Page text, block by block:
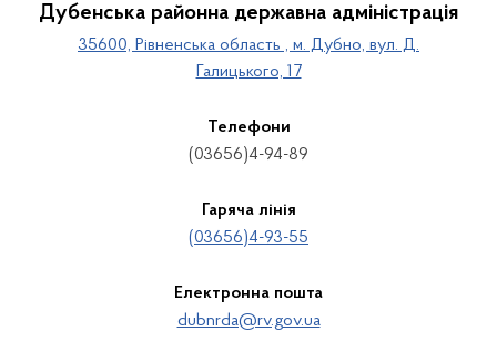
Дубенська районна державна адміністрація
35600, Рівненська область , м. Дубно, вул. Д.
Галицького, 17
Телефони
(03656)4-94-89
Гаряча лінія
(03656)4-93-55
Електронна пошта
dubnrda@rv.gov.ua